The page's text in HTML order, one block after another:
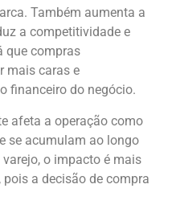
Também aumenta a
a competitividade e
que compras
mais caras e
financeiro do negócio.
afeta a operação como
se acumulam ao longo
o impacto é mais
a decisão de compra